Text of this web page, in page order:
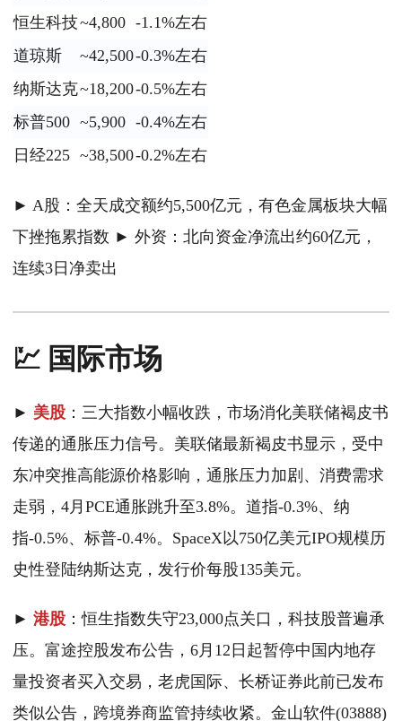
恒生科技~4,800 -1.1%左右
道琼斯
~42,500-0.3%左右
纳斯达克~18,200-0.5%左右
标普500 ~5,900 -0.4%左右
日经225 ~38,500-0.2%左右
► A股：全天成交额约5,500亿元，有色金属板块大幅
下挫拖累指数 ► 外资：北向资金净流出约60亿元，
连续3日净卖出
💹 国际市场
► 美股 ：三大指数小幅收跌，市场消化美联储褐皮书
传递的通胀压力信号。美联储最新褐皮书显示，受中
东冲突推高能源价格影响，通胀压力加剧、消费需求
走弱，4月PCE通胀跳升至3.8%。道指-0.3%、纳
指-0.5%、标普-0.4%。SpaceX以750亿美元IPO规模历
史性登陆纳斯达克，发行价每股135美元。
► 港股 ：恒生指数失守23,000点关口，科技股普遍承
压。富途控股发布公告，6月12日起暂停中国内地存
量投资者买入交易，老虎国际、长桥证券此前已发布
类似公告，跨境券商监管持续收紧。金山软件(03888)